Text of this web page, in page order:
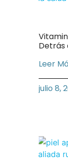
Detrás
Leer
julio 8,